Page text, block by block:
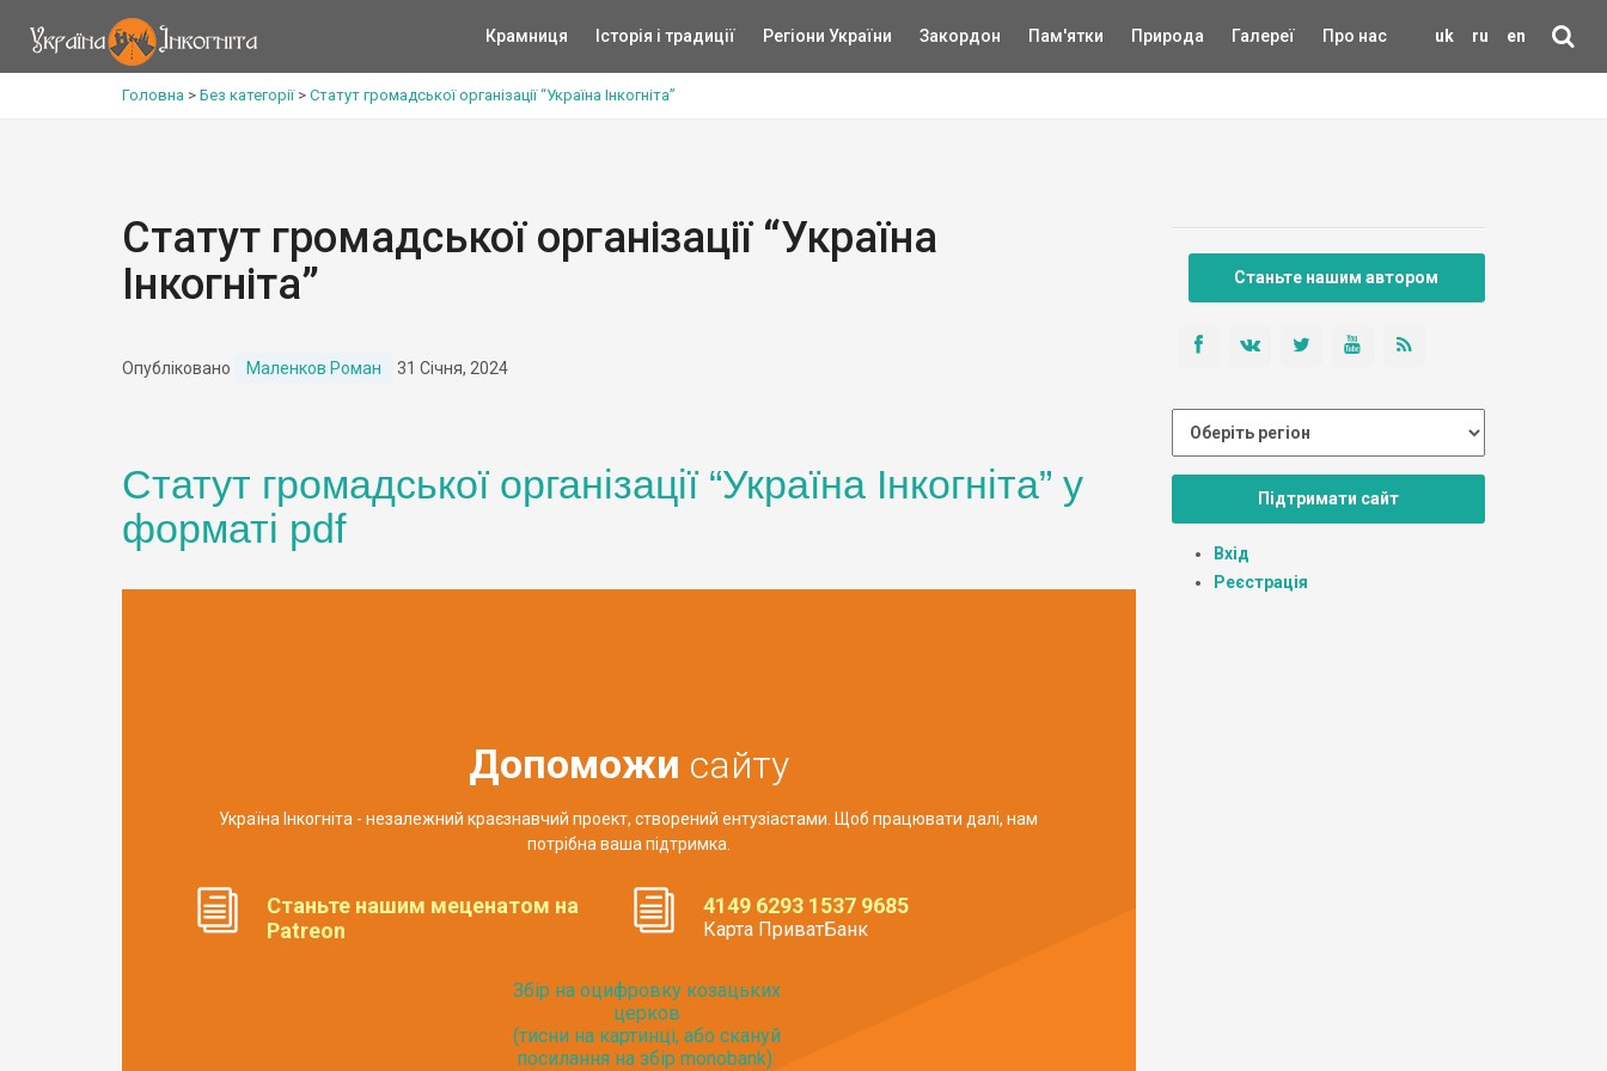
uk ru en
Крамниця Історія і традиції Регіони України Закордон Пам'ятки Природа Галереї Про нас
Головна > Без категорії> Статут громадської організації “Україна Інкогніта”
Статут громадської організації “Україна
Інкогніта”
Опубліковано Маленков Роман 31 Січня, 2024
Статут громадської організації “Україна Інкогніта” у
форматі pdf
Допоможи сайту
Україна Інкогніта - незалежний краєзнавчий проект, створений ентузіастами. Щоб працювати далі, нам
потрібна ваша підтримка.
Станьте нашим меценатом на
Patreon
4149 6293 1537 9685
Карта ПриватБанк
Збір на оцифровку козацьких
церков
(тисни на картинці, або скануй
посилання на збір monobank):
Станьте нашим автором
Підтримати сайт
Вхід
Реєстрація